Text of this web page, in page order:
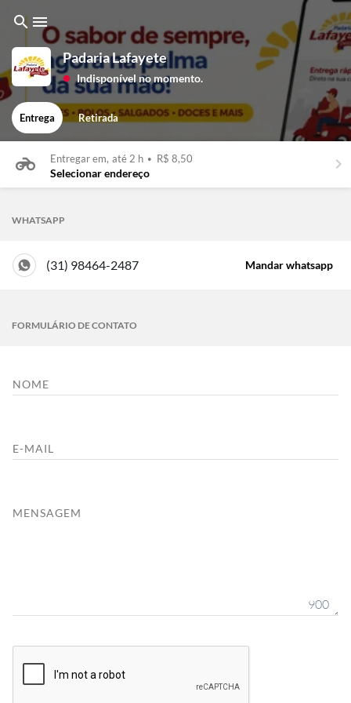
search menu
Padaria Lafayete
lens Indisponível no momento.
Entrega Retirada
Entregar em, até 2 h • R$ 8,50
Selecionar endereço keyboard_arrow_right
FORMULÁRIO DE CONTATO
NOME
E-MAIL
900
MENSAGEM
WHATSAPP
(31) 98464-2487 Mandar whatsapp